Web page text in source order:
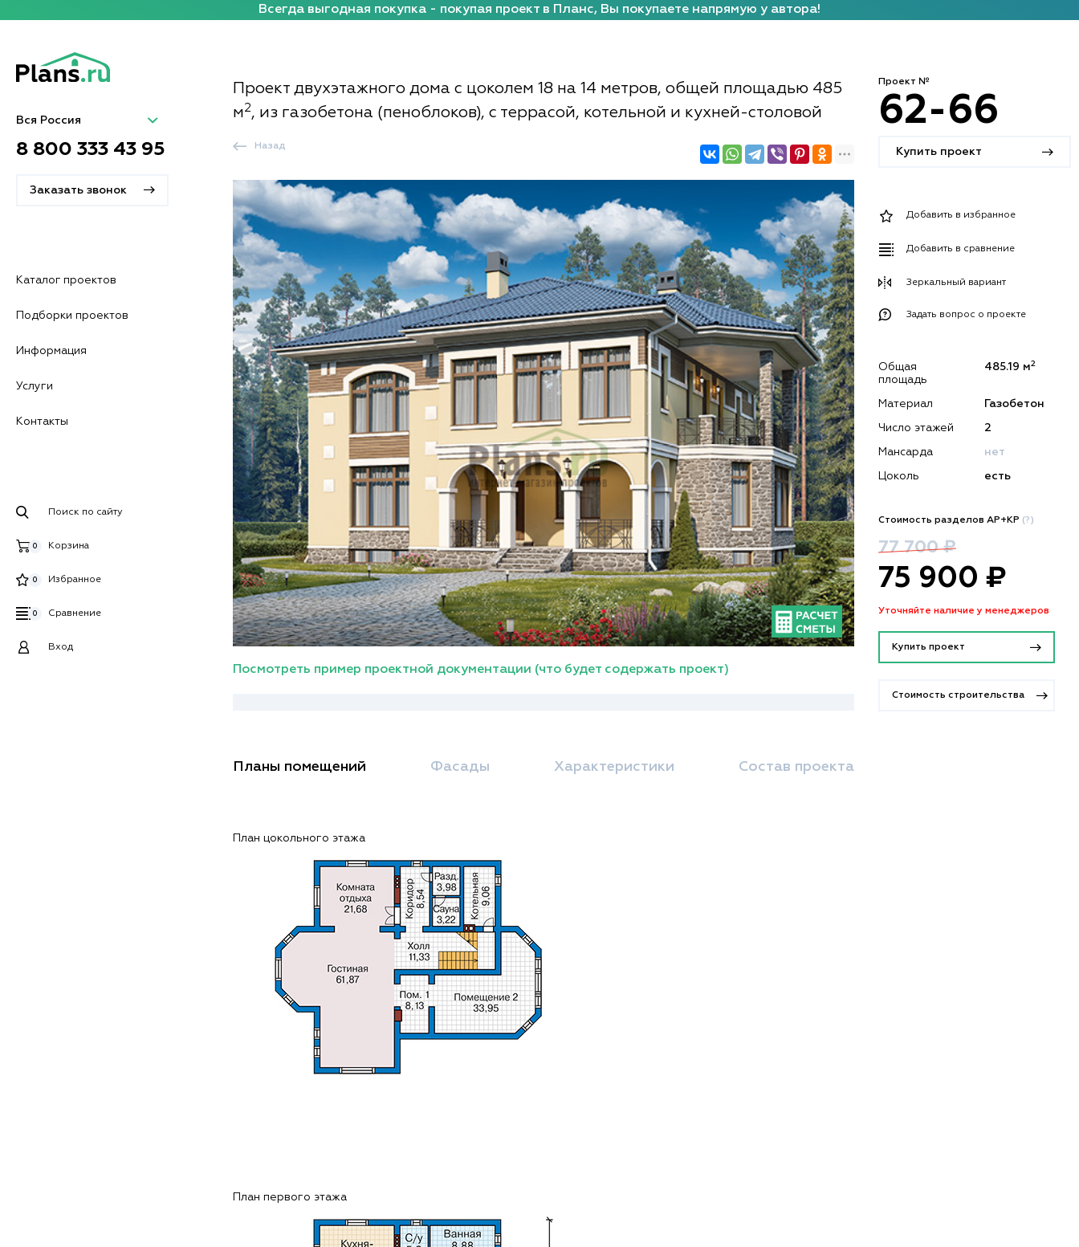
Всегда выгодная покупка - покупая проект в Планс, Вы покупаете напрямую у автора!
Вся Россия
8 800 333 43 95
Заказать звонок
Каталог проектов
Подборки проектов
Информация
Услуги
Контакты
Поиск по сайту
Корзина
0
Избранное
0
Сравнение
0
Вход
Проект двухэтажного дома с цоколем 18 на 14 метров, общей площадью 485
м2, из газобетона (пеноблоков), с террасой, котельной и кухней-столовой
Назад
Посмотреть пример проектной документации (что будет содержать проект)
Планы помещений Фасады Характеристики Состав проекта
План цокольного этажа
План первого этажа
Проект №
62-66
Купить проект
Добавить в избранное
Добавить в сравнение
Зеркальный вариант
Задать вопрос о проекте
Общая
площадь
485.19 м2
Материал Газобетон
Число этажей 2
Мансарда нет
Цоколь есть
Стоимость разделов АР+КР (?)
77 700 ₽
75 900 ₽
Уточняйте наличие у менеджеров
Купить проект
Стоимость строительства